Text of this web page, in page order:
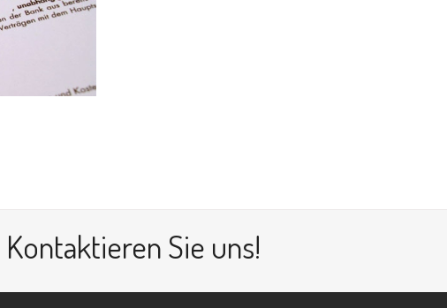
Kontaktieren Sie uns!